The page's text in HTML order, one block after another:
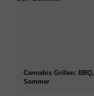
Cannabis Grillen:
Sommer